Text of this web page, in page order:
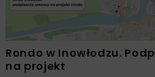
Rondo w Inowłodzu.
na projekt